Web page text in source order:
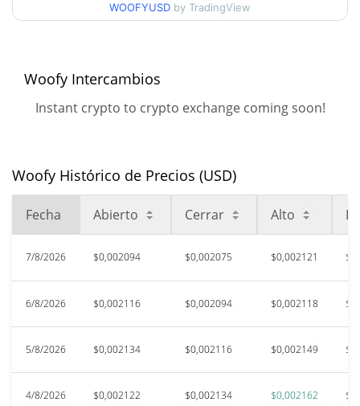
Mínimo/máximo en 90
$0,0020752527 /
Mínimo/máximo en 52
All Time Low
jun. 26, 2026 (1 months ago)
$0,00157802
31.78%
WOOFYUSD by TradingView
Woofy Intercambios
Instant crypto to crypto exchange coming soon!
Woofy Histórico de Precios (USD)
Fecha Abierto Cerrar Alto
7/8/2026 $0,002094 $0,002075 $0,002121
6/8/2026 $0,002116 $0,002094 $0,002118
5/8/2026 $0,002134 $0,002116 $0,002149
4/8/2026 $0,002122 $0,002134 $0,002162